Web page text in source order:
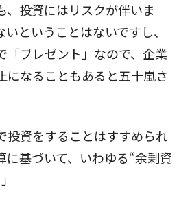
、投資にはリスクが伴いま
ということはないですし、
「プレゼント」なので、企業
になることもあると五十嵐さ
投資をすることはすすめられ
に基づいて、いわゆる“余剰資